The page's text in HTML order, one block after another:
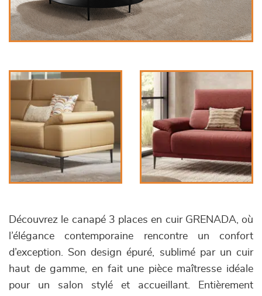
Découvrez le canapé 3 places en cuir GRENADA, où
l’élégance contemporaine rencontre un confort
d’exception. Son design épuré, sublimé par un cuir
haut de gamme, en fait une pièce maîtresse idéale
pour un salon stylé et accueillant. Entièrement